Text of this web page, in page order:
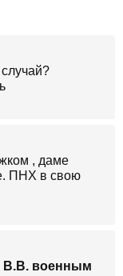
, даме
ПНХ в свою
В.В. военным